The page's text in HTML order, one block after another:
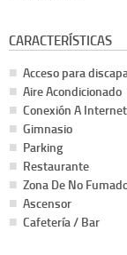
CARACTERÍSTICAS
Acceso para
Aire Acondicionado
Conexión A Internet
Gimnasio
Parking
Restaurante
Zona De No
Ascensor
Cafetería / Bar